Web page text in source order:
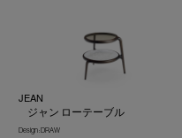
JEAN
ジャン ローテーブル
Design : DRAW